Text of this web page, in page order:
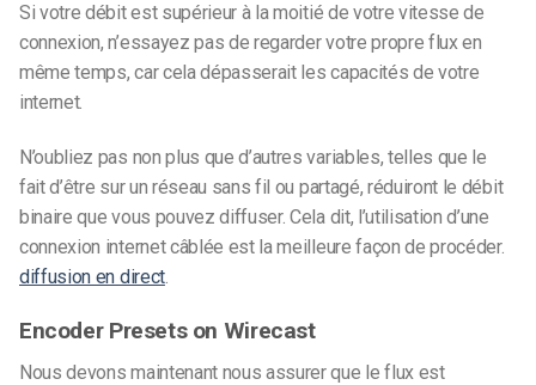
Si votre débit est supérieur à la moitié de votre vitesse de
connexion, n’essayez pas de regarder votre propre flux en
même temps, car cela dépasserait les capacités de votre
internet.
N’oubliez pas non plus que d’autres variables, telles que le
fait d’être sur un réseau sans fil ou partagé, réduiront le débit
binaire que vous pouvez diffuser. Cela dit, l’utilisation d’une
connexion internet câblée est la meilleure façon de procéder.
diffusion en direct.
Encoder Presets on Wirecast
Nous devons maintenant nous assurer que le flux est